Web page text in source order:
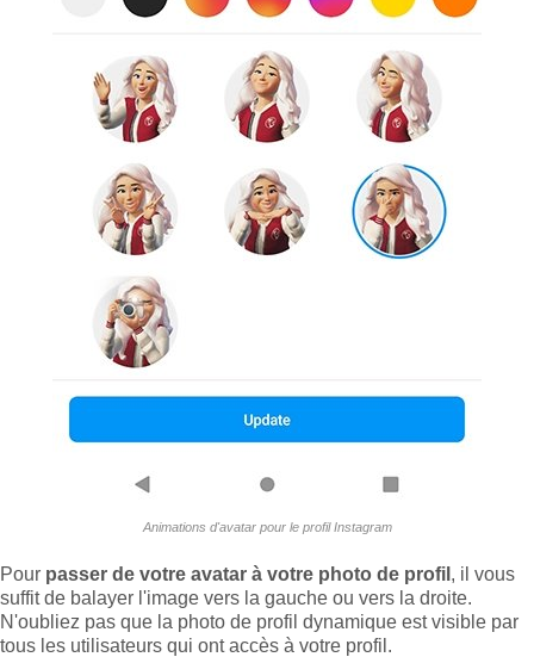
Animations d'avatar pour le profil Instagram
Pour passer de votre avatar à votre photo de profil , il vous
suffit de balayer l'image vers la gauche ou vers la droite.
N'oubliez pas que la photo de profil dynamique est visible par
tous les utilisateurs qui ont accès à votre profil.